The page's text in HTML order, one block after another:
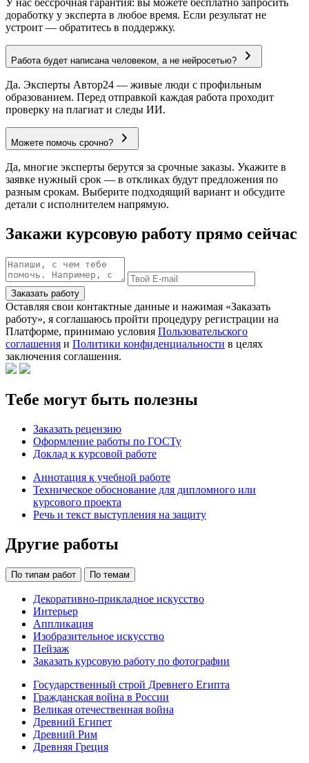
У нас бессрочная гарантия: вы можете бесплатно запросить
доработку у эксперта в любое время. Если результат не
устроит — обратитесь в поддержку.
Работа будет написана человеком, а не нейросетью?
Да. Эксперты Автор24 — живые люди с профильным
образованием. Перед отправкой каждая работа проходит
проверку на плагиат и следы ИИ.
Можете помочь срочно?
Да, многие эксперты берутся за срочные заказы. Укажите в
заявке нужный срок — в откликах будут предложения по
разным срокам. Выберите подходящий вариант и обсудите
детали с исполнителем напрямую.
Закажи курсовую работу прямо сейчас
Заказать работу
Оставляя свои контактные данные и нажимая «Заказать
работу», я соглашаюсь пройти процедуру регистрации на
Платформе, принимаю условия Пользовательского
соглашения и Политики конфиденциальности в целях
заключения соглашения.
Тебе могут быть полезны
Заказать рецензию
Оформление работы по ГОСТу
Доклад к курсовой работе
Аннотация к учебной работе
Техническое обоснование для дипломного или
курсового проекта
Речь и текст выступления на защиту
Другие работы
По типам работ По темам
Декоративно-прикладное искусство
Интерьер
Аппликация
Изобразительное искусство
Пейзаж
Заказать курсовую работу по фотографии
Государственный строй Древнего Египта
Гражданская война в России
Великая отечественная война
Древний Египет
Древний Рим
Древняя Греция